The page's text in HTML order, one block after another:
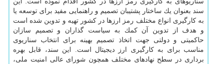
سند بعنوان یك ساختار پشتیبان تصمیم و راهنمایی مفید برای توسعه یا
به كارگیری انواع مختلف رمز ارزها در كشور تهیه و تدوین شده است
و هدف از تدوین آن كمك به سیاست گذاران و تصمیم سازان
حاكمیتی و دولتی جهت اتخاذ تصمیم بهینه برای انتخاب سناریوی
مناسب برای به كارگیری ارز دیجیتال است. این سند، قابل بهره
برداری در سطح نهادهای مختلف همچون شورای عالی امنیت ملی،